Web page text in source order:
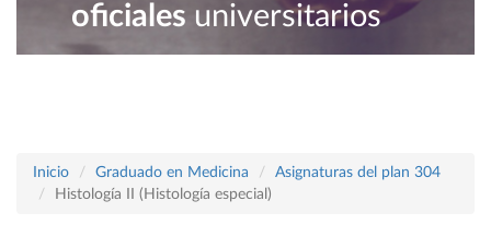
oficiales universitarios
Inicio Graduado en Medicina
Asignaturas del plan 304
Histología II (Histología especial)